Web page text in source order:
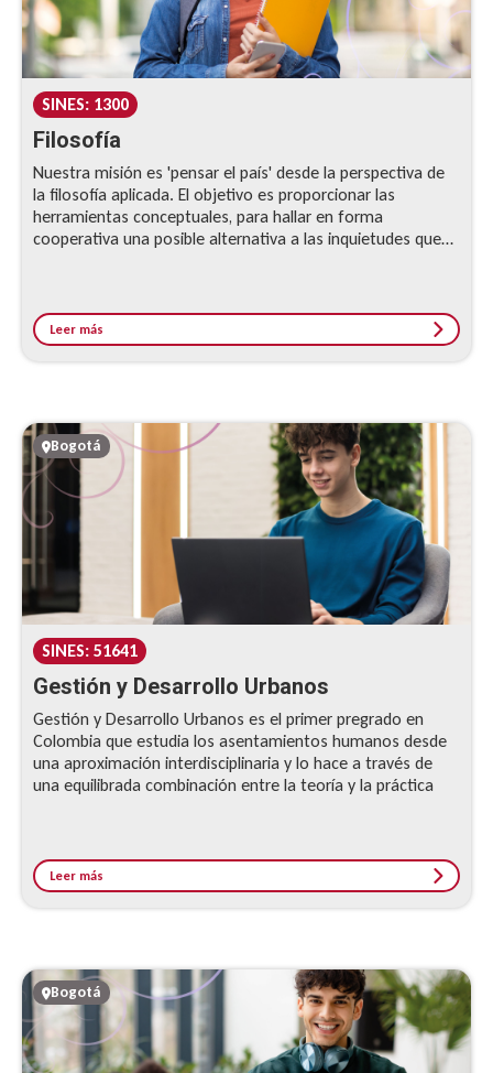
SINES: 1300
Filosofía
Nuestra misión es 'pensar el país' desde la perspectiva de
la filosofía aplicada. El objetivo es proporcionar las
herramientas conceptuales, para hallar en forma
cooperativa una posible alternativa a las inquietudes que
Leer más
Bogotá
SINES: 51641
Gestión y Desarrollo Urbanos
Gestión y Desarrollo Urbanos es el primer pregrado en
Colombia que estudia los asentamientos humanos desde
una aproximación interdisciplinaria y lo hace a través de
una equilibrada combinación entre la teoría y la práctica
Leer más
Bogotá